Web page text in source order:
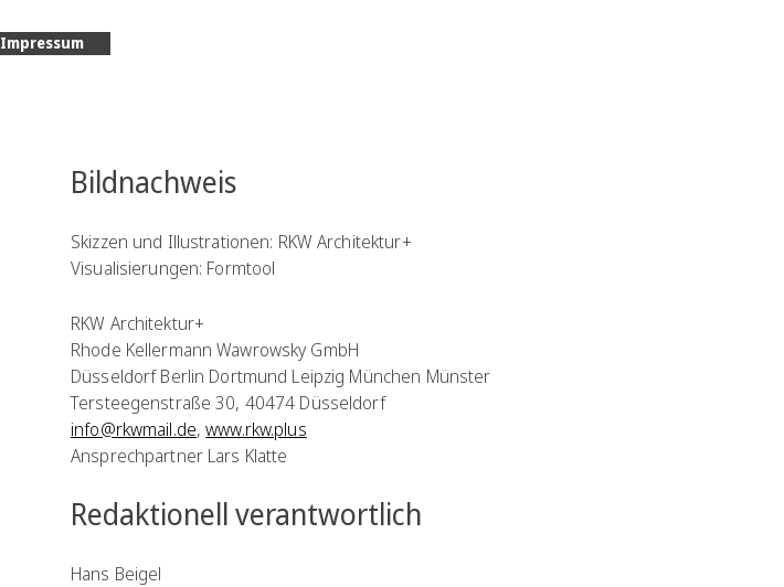
Impressum
Bildnachweis
Skizzen und Illustrationen: RKW Architektur+
Visualisierungen: Formtool
RKW Architektur+
Rhode Kellermann Wawrowsky GmbH
Düsseldorf Berlin Dortmund Leipzig München Münster
Tersteegenstraße 30, 40474 Düsseldorf
info@rkwmail.de,www.rkw.plus
Ansprechpartner Lars Klatte
Redaktionell verantwortlich
Hans Beigel